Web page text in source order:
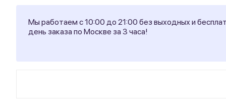
Мы работаем с 10:00 до 21:00 без выходных и
день заказа по Москве за 3 часа!